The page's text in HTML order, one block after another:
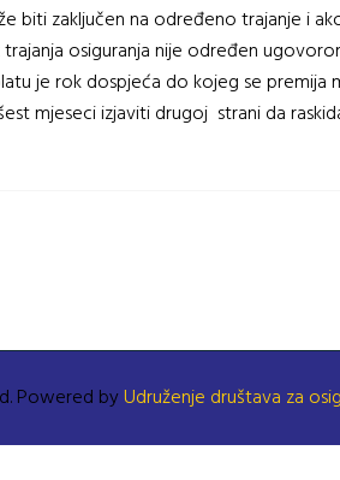
biti zaključen na određeno trajanje i
osiguranja nije određen
je rok dospjeća do kojeg se
mjeseci izjaviti drugoj strani da
Powered byUdruženje društava za